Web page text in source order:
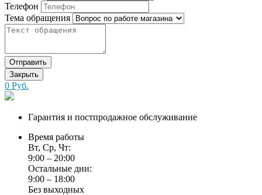
Телефон
Тема обращения
Отправить
Закрыть
0 Руб.
Гарантия и постпродажное обслуживание
Время работы
Вт, Ср, Чт:
9:00 – 20:00
Остальные дни:
9:00 – 18:00
Без выходных